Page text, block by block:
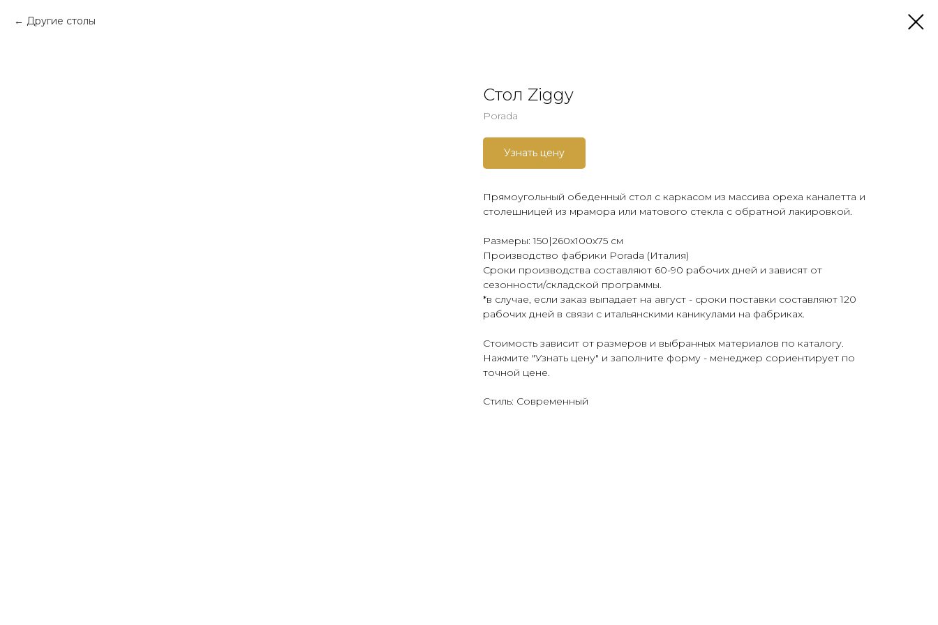
Другие столы
Стол Ziggy
Porada
Узнать цену
Прямоугольный обеденный стол с каркасом из массива ореха каналетта и
столешницей из мрамора или матового стекла с обратной лакировкой.
Размеры: 150|260x100х75 см
Производство фабрики Porada (Италия)
Сроки производства составляют 60-90 рабочих дней и зависят от
сезонности/складской программы.
*в случае, если заказ выпадает на август - сроки поставки составляют 120
рабочих дней в связи с итальянскими каникулами на фабриках.
Стоимость зависит от размеров и выбранных материалов по каталогу.
Нажмите "Узнать цену" и заполните форму - менеджер сориентирует по
точной цене.
Стиль: Современный